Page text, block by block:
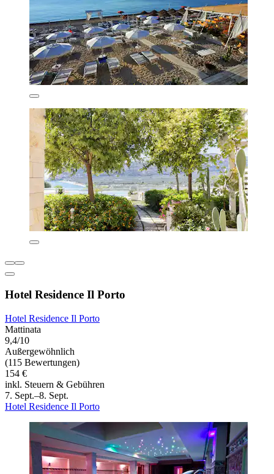
Hotel Residence Il Porto
Hotel Residence Il Porto
Mattinata
9,4/10
Außergewöhnlich
(115 Bewertungen)
154 €
inkl. Steuern & Gebühren
7. Sept.–8. Sept.
Hotel Residence Il Porto